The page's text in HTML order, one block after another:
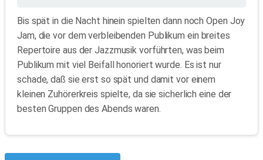
Bis spät in die Nacht hinein spielten dann noch Open Joy
Jam, die vor dem verbleibenden Publikum ein breites
Repertoire aus der Jazzmusik vorführten, was beim
Publikum mit viel Beifall honoriert wurde. Es ist nur
schade, daß sie erst so spät und damit vor einem
kleinen Zuhörerkreis spielte, da sie sicherlich eine der
besten Gruppen des Abends waren.